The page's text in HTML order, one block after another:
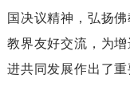
国决议精神，弘扬
教界友好交流，为
进共同发展作出了重